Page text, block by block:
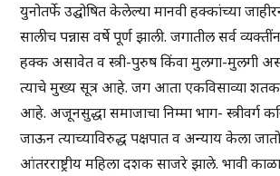
युनोतर्फे उद्घोषित केलेल्या मानवी हक्कांच्या
सालीच पन्नास वर्षे पूर्ण झाली. जगातील सर्व
हक्क असावेत व स्त्री-पुरुष किंवा मुलगा-मुलगी
त्याचे मुख्य सूत्र आहे. जग आता एकविसाव्या
आहे. अजूनसुद्धा समाजाचा निम्मा भाग- स्त्रीवर्ग
जाऊन त्याच्याविरुद्ध पक्षपात व अन्याय केला
आंतरराष्ट्रीय महिला दशक साजरे झाले. भावी